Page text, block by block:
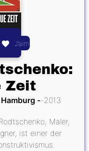
J’aime
Zeit
2013
Maler,
ist einer der